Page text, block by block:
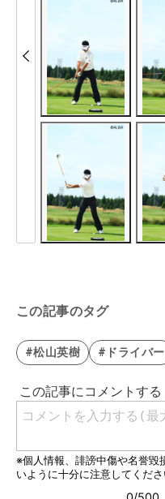
この記事のタグ
#松山英樹 #ドライバー